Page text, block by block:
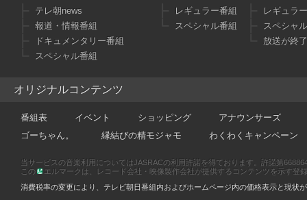
テレ朝news
報道・情報番組
ドキュメンタリー番組
スペシャル番組
レギュラー番組
スペシャル番組
レギュラ
スペシャ
放送が終
オリジナルコンテンツ
番組表 イベント ショッピング
アナウンサーズ
ゴーちゃん。
縁結びの精モジャモ わくわくキャンペーン
当サービスの音楽利用についてはJASRACの利用許諾を得ております。許諾第
この
エルマークは、レコード会社・映像製作会社が提供するコンテンツを示す登
消費税率の変更により、テレビ朝日番組内およびホームページ内の価格表示と現状